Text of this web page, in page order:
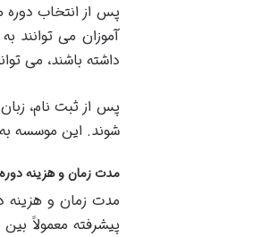
پس از انتخاب دوره
آموزان می توانند
داشته باشند، می
پس از ثبت نام،
شوند. این موسسه به
مدت زمان و هزینه
مدت زمان و هزینه